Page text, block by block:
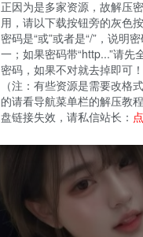
正因为是多家资源，故解压
用，请以下载按钮旁的灰色
密码是“或”或者是“/”，说明
一；如果密码带“http...”请先
密码，如果不对就去掉即可！
（注：有些资源是需要改格
的请看导航菜单栏的解压教
盘链接失效，请私信站长：